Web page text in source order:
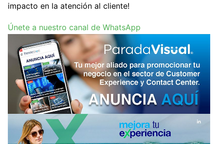
impacto en la atención al cliente!
Únete a nuestro canal de WhatsApp